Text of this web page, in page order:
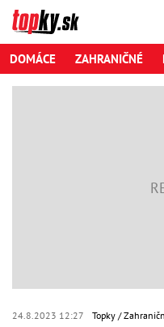
DOMÁCE ZAHRANIČNÉ
24.8.2023 12:27 Topky